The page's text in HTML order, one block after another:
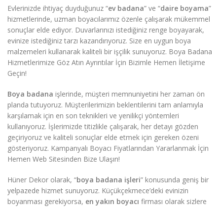
Evlerinizde ihtiyaç duyduğunuz “ev badana” ve “daire boyama”
hizmetlerinde, uzman boyacılarımız özenle çalışarak mükemmel
sonuçlar elde ediyor. Duvarlarınızı istediğiniz renge boyayarak,
evinize istediğiniz tarzı kazandırıyoruz. Size en uygun boya
malzemeleri kullanarak kaliteli bir işçilik sunuyoruz. Boya Badana
Hizmetlerimize Göz Atın Ayrıntılar İçin Bizimle Hemen İletişime
Geçin!
Boya badana işlerinde, müşteri memnuniyetini her zaman ön
planda tutuyoruz. Müşterilerimizin beklentilerini tam anlamıyla
karşılamak için en son teknikleri ve yenilikçi yöntemleri
kullanıyoruz. İşlerimizde titizlikle çalışarak, her detayı gözden
geçiriyoruz ve kaliteli sonuçlar elde etmek için gereken özeni
gösteriyoruz. Kampanyalı Boyacı Fiyatlarından Yararlanmak İçin
Hemen Web Sitesinden Bize Ulaşın!
Hüner Dekor olarak, “boya badana işleri” konusunda geniş bir
yelpazede hizmet sunuyoruz. Küçükçekmece’deki evinizin
boyanması gerekiyorsa, en yakın boyacı firması olarak sizlere